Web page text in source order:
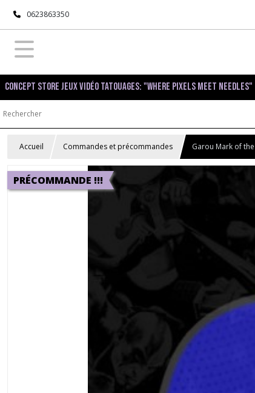
0623863350
Concept Store Jeux Vidéo Tatouages: "Where pixels meet needles"
Accueil Commandes et précommandes Garou Mark of
PRÉCOMMANDE !!!